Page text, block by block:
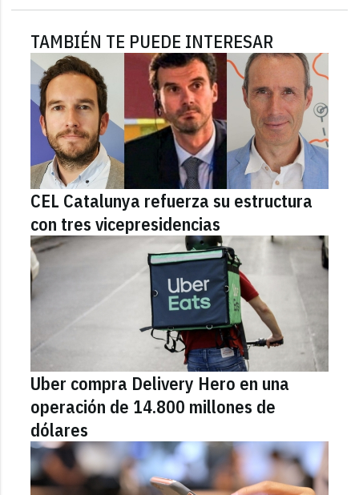
TAMBIÉN TE PUEDE INTERESAR
CEL Catalunya refuerza su estructura
con tres vicepresidencias
Uber compra Delivery Hero en una
operación de 14.800 millones de
dólares